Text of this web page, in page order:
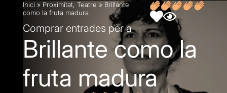
Inici » Proximitat, Teatre » Brillante
como la fruta madura
Comprar entrades per a
Brillante como la
fruta madura